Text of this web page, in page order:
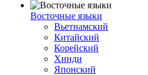
Восточные языки
Вьетнамский
Китайский
Корейский
Хинди
Японский